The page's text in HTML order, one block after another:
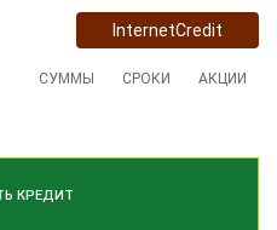
InternetCredit
СУММЫ СРОКИ АКЦИИ
КРЕДИТ